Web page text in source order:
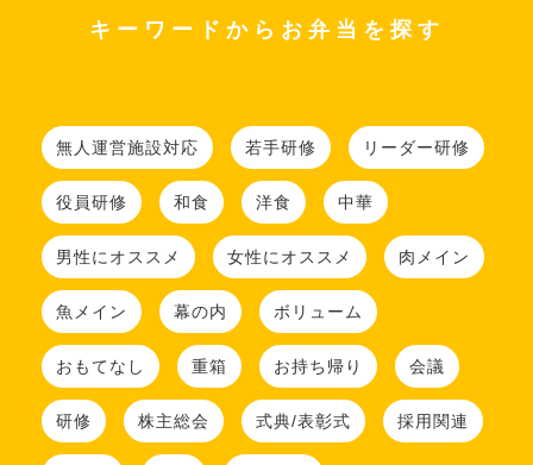
キーワードからお弁当を探す
無人運営施設対応 若手研修 リーダー研修
役員研修 和食 洋食 中華
男性にオススメ 女性にオススメ 肉メイン
魚メイン 幕の内 ボリューム
おもてなし 重箱 お持ち帰り 会議
研修 株主総会 式典/表彰式 採用関連